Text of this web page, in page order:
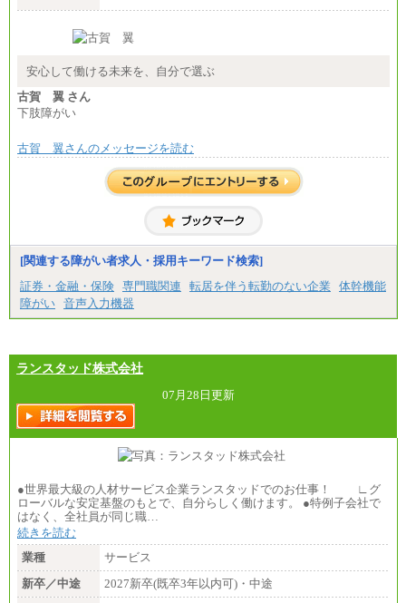
◆正社員/基幹職
〈東京・神奈川〉月給219,000 円～ 〈大阪・兵庫〉
〈愛知〉月給194,500 円～ 〈福岡〉月給185,000 円～
月給187,500円～(※1)、184,000円～(※2)、180,500円
～(※3)、170,500～(※4)、168,000円～（※5）
※1…東京都、埼玉県、千葉県、神奈川県
※2…大阪府、京都府、兵庫県、滋賀県
※4…北海道、宮城県、栃木県、群馬県、長野県、新
香川県、福岡県
※5…青森県、鳥取県、島根県、愛媛県、高知県、大
分県、長崎県、熊本県、宮崎県、鹿児島県、沖縄
県、福島県、山形県
◆パート・アルバイト
【エアサーブ】
・試用期間中も給与変更なし
安心して働ける未来を、自分で選ぶ
古賀 翼 さん
下肢障がい
古賀 翼さんのメッセージを読む
[関連する障がい者求人・採用キーワード検索]
証券・金融・保険 専門職関連 転居を伴う転勤のない企業
体幹機能
障がい 音声入力機器
ランスタッド株式会社
07月28日更新
●世界最大級の人材サービス企業ランスタッドでのお仕事！ ∟グ
ローバルな安定基盤のもとで、自分らしく働けます。 ●特例子会社で
はなく、全社員が同じ職…
続きを読む
業種
サービス
新卒／中途
2027新卒(既卒3年以内可)・中途